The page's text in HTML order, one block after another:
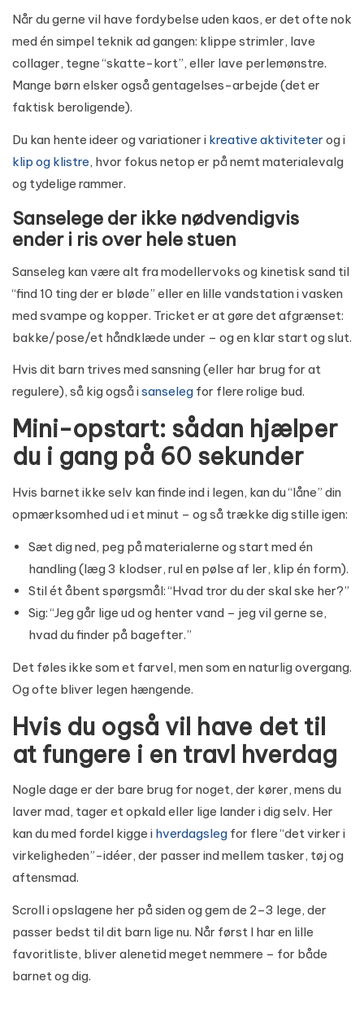
Når du gerne vil have fordybelse uden kaos, er det ofte nok
med én simpel teknik ad gangen: klippe strimler, lave
collager, tegne “skatte-kort”, eller lave perlemønstre.
Mange børn elsker også gentagelses-arbejde (det er
faktisk beroligende).
Du kan hente ideer og variationer i kreative aktiviteter og i
klip og klistre, hvor fokus netop er på nemt materialevalg
og tydelige rammer.
Sanselege der ikke nødvendigvis
ender i ris over hele stuen
Sanseleg kan være alt fra modellervoks og kinetisk sand til
“find 10 ting der er bløde” eller en lille vandstation i vasken
med svampe og kopper. Tricket er at gøre det afgrænset:
bakke/pose/et håndklæde under – og en klar start og slut.
Hvis dit barn trives med sansning (eller har brug for at
regulere), så kig også isanseleg for flere rolige bud.
Mini-opstart: sådan hjælper
du i gang på 60 sekunder
Hvis barnet ikke selv kan finde ind i legen, kan du “låne” din
opmærksomhed ud i et minut – og så trække dig stille igen:
Sæt dig ned, peg på materialerne og start med én
handling (læg 3 klodser, rul en pølse af ler, klip én form).
Stil ét åbent spørgsmål: “Hvad tror du der skal ske her?”
Sig: “Jeg går lige ud og henter vand – jeg vil gerne se,
hvad du finder på bagefter.”
Det føles ikke som et farvel, men som en naturlig overgang.
Og ofte bliver legen hængende.
Hvis du også vil have det til
at fungere i en travl hverdag
Nogle dage er der bare brug for noget, der kører, mens du
laver mad, tager et opkald eller lige lander i dig selv. Her
kan du med fordel kigge i hverdagsleg for flere “det virker i
virkeligheden”-idéer, der passer ind mellem tasker, tøj og
aftensmad.
Scroll i opslagene her på siden og gem de 2–3 lege, der
passer bedst til dit barn lige nu. Når først I har en lille
favoritliste, bliver alenetid meget nemmere – for både
barnet og dig.